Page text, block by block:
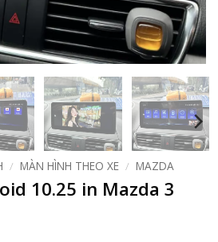
/ MÀN HÌNH THEO XE / MAZDA
10.25 in Mazda 3